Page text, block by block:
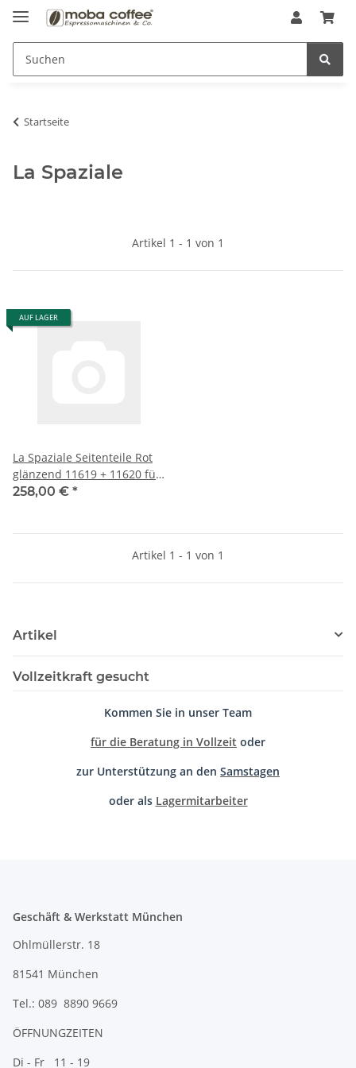
Startseite
La Spaziale
Artikel 1 - 1 von 1
AUF LAGER
La Spaziale Seitenteile Rot
glänzend 11619 + 11620 für
Dream Modell
258,00 € *
Artikel 1 - 1 von 1
Artikel
Vollzeitkraft gesucht
Kommen Sie in unser Team
für die Beratung in Vollzeit oder
zur Unterstützung an den Samstagen
oder als Lagermitarbeiter
Geschäft & Werkstatt München
Ohlmüllerstr. 18
81541 München
Tel.: 089 8890 9669
ÖFFNUNGZEITEN
Di - Fr 11 - 19